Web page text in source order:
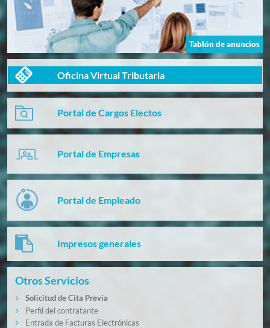
Tablón de anuncios
Oficina Virtual Tributaria
Portal de Cargos Electos
Portal de Empresas
Portal de Empleado
Impresos generales
Otros Servicios
Solicitud de Cita Previa
Perfil del contratante
Entrada de Facturas Electrónicas